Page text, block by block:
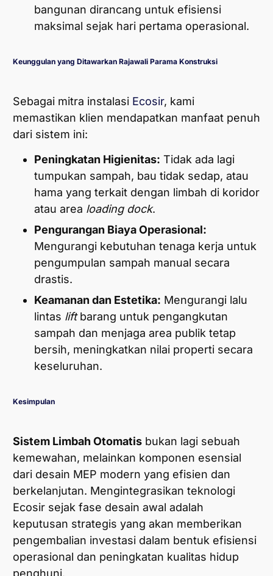
bangunan dirancang untuk efisiensi
maksimal sejak hari pertama operasional.
Keunggulan yang Ditawarkan Rajawali Parama Konstruksi
Sebagai mitra instalasi Ecosir, kami
memastikan klien mendapatkan manfaat penuh
dari sistem ini:
Peningkatan Higienitas: Tidak ada lagi
tumpukan sampah, bau tidak sedap, atau
hama yang terkait dengan limbah di koridor
atau area loading dock.
Pengurangan Biaya Operasional:
Mengurangi kebutuhan tenaga kerja untuk
pengumpulan sampah manual secara
drastis.
Keamanan dan Estetika: Mengurangi lalu
lintas liftbarang untuk pengangkutan
sampah dan menjaga area publik tetap
bersih, meningkatkan nilai properti secara
keseluruhan.
Kesimpulan
Sistem Limbah Otomatis bukan lagi sebuah
kemewahan, melainkan komponen esensial
dari desain MEP modern yang efisien dan
berkelanjutan. Mengintegrasikan teknologi
Ecosir sejak fase desain awal adalah
keputusan strategis yang akan memberikan
pengembalian investasi dalam bentuk efisiensi
operasional dan peningkatan kualitas hidup
penghuni.